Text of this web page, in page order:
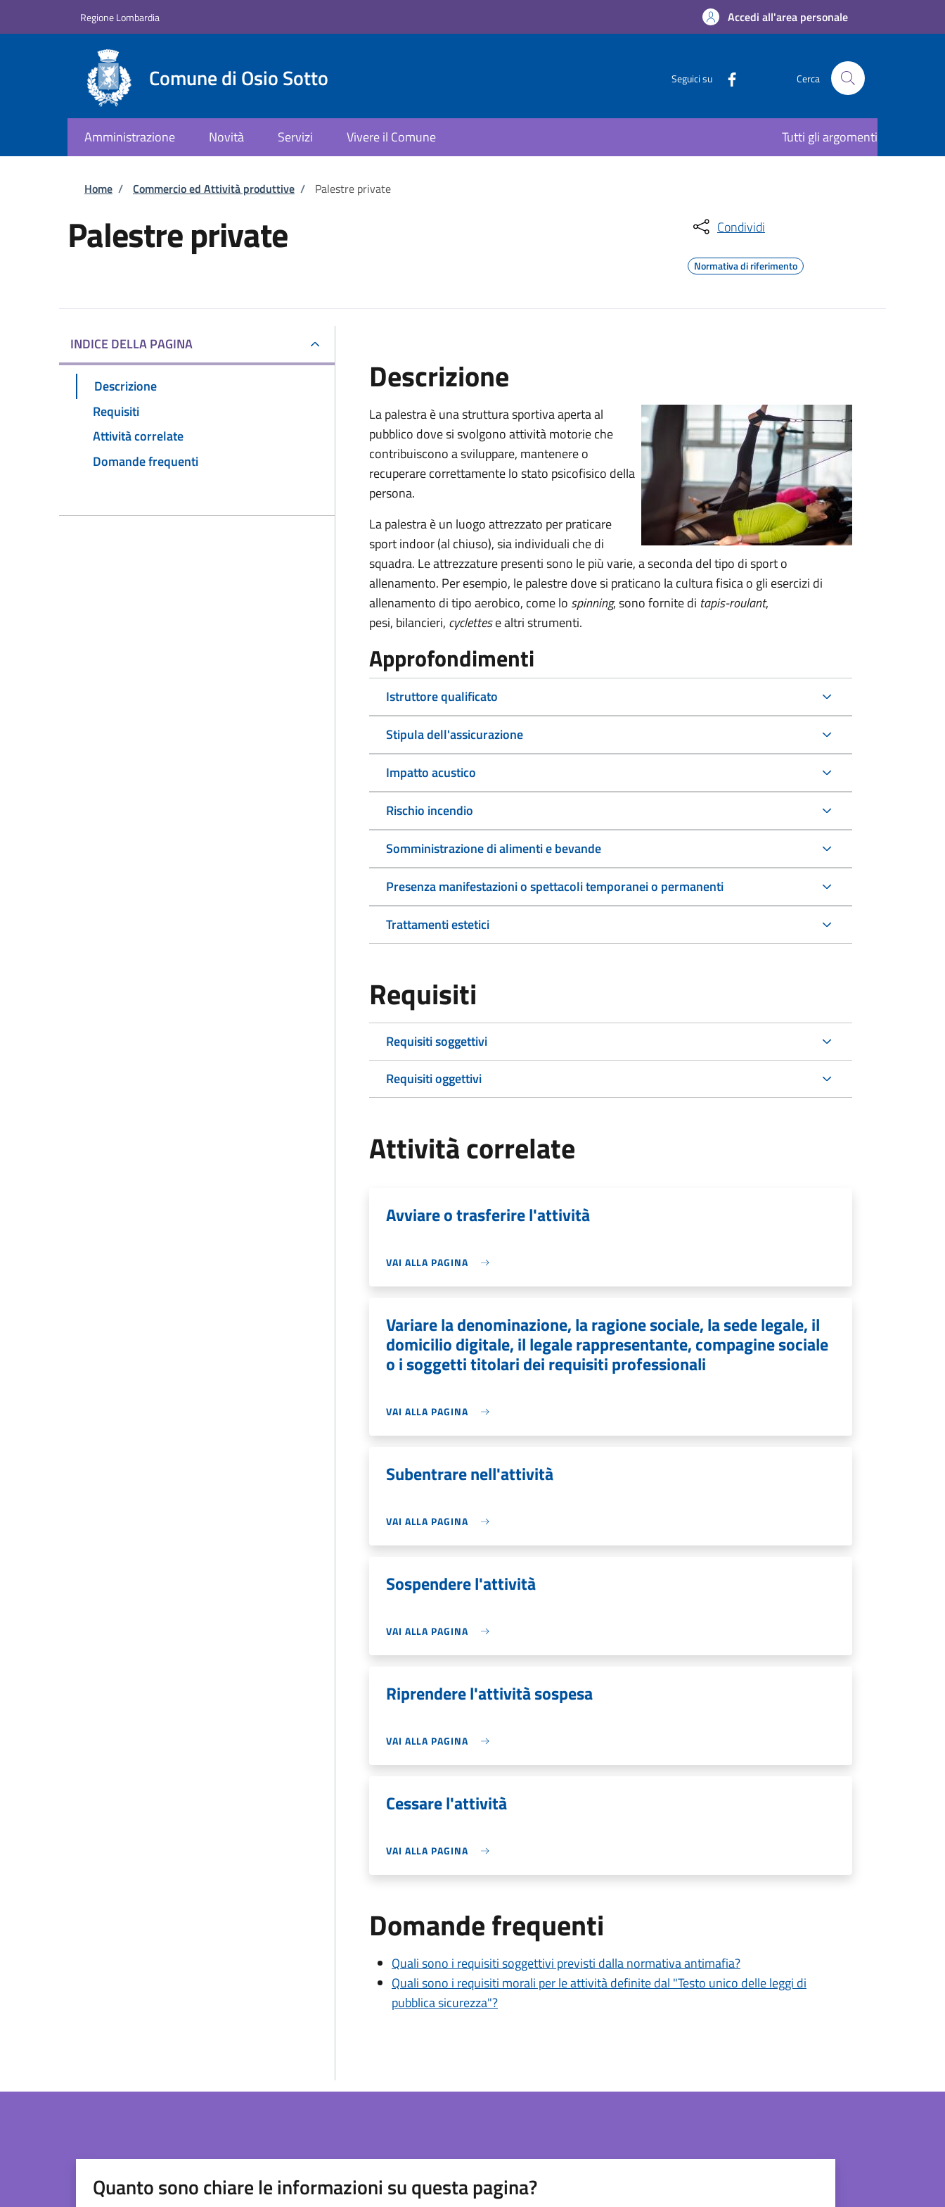
Regione Lombardia Accedi all'area personale
Comune di Osio Sotto Seguici su Cerca
Amministrazione Novità Servizi Vivere il Comune Tutti gli argomenti
Briciole di pane
Home / Commercio ed Attività produttive / Palestre private
Palestre private Condividi
Normativa di riferimento
INDICE DELLA PAGINA
Descrizione
Requisiti
Attività correlate
Domande frequenti
Descrizione
La palestra è una struttura sportiva aperta al
pubblico dove si svolgono attività motorie che
contribuiscono a sviluppare, mantenere o
recuperare correttamente lo stato psicofisico della
persona.
La palestra è un luogo attrezzato per praticare
sport indoor (al chiuso), sia individuali che di
squadra. Le attrezzature presenti sono le più varie, a seconda del tipo di sport o
allenamento. Per esempio, le palestre dove si praticano la cultura fisica o gli esercizi di
allenamento di tipo aerobico, come lo spinning, sono fornite di tapis-roulant,
pesi, bilancieri, cyclettese altri strumenti.
Approfondimenti
Istruttore qualificato
Stipula dell'assicurazione
Impatto acustico
Rischio incendio
Somministrazione di alimenti e bevande
Presenza manifestazioni o spettacoli temporanei o permanenti
Trattamenti estetici
Requisiti
Requisiti soggettivi
Requisiti oggettivi
Attività correlate
Avviare o trasferire l'attività
VAI ALLA PAGINA
Variare la denominazione, la ragione sociale, la sede legale, il
domicilio digitale, il legale rappresentante, compagine sociale
o i soggetti titolari dei requisiti professionali
VAI ALLA PAGINA
Subentrare nell'attività
VAI ALLA PAGINA
Sospendere l'attività
VAI ALLA PAGINA
Riprendere l'attività sospesa
VAI ALLA PAGINA
Cessare l'attività
VAI ALLA PAGINA
Domande frequenti
Quali sono i requisiti soggettivi previsti dalla normativa antimafia?
Quali sono i requisiti morali per le attività definite dal "Testo unico delle leggi di
pubblica sicurezza"?
Quanto sono chiare le informazioni su questa pagina?